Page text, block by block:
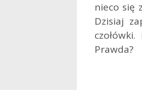
nieco się
Dzisiaj
Prawda?